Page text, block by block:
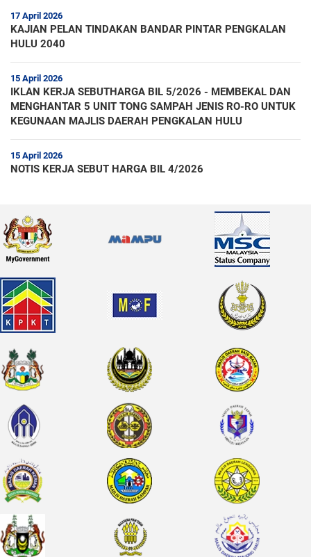
17 April 2026
KAJIAN PELAN TINDAKAN BANDAR PINTAR PENGKALAN
HULU 2040
15 April 2026
IKLAN KERJA SEBUTHARGA BIL 5/2026 - MEMBEKAL DAN
MENGHANTAR 5 UNIT TONG SAMPAH JENIS RO-RO UNTUK
KEGUNAAN MAJLIS DAERAH PENGKALAN HULU
15 April 2026
NOTIS KERJA SEBUT HARGA BIL 4/2026